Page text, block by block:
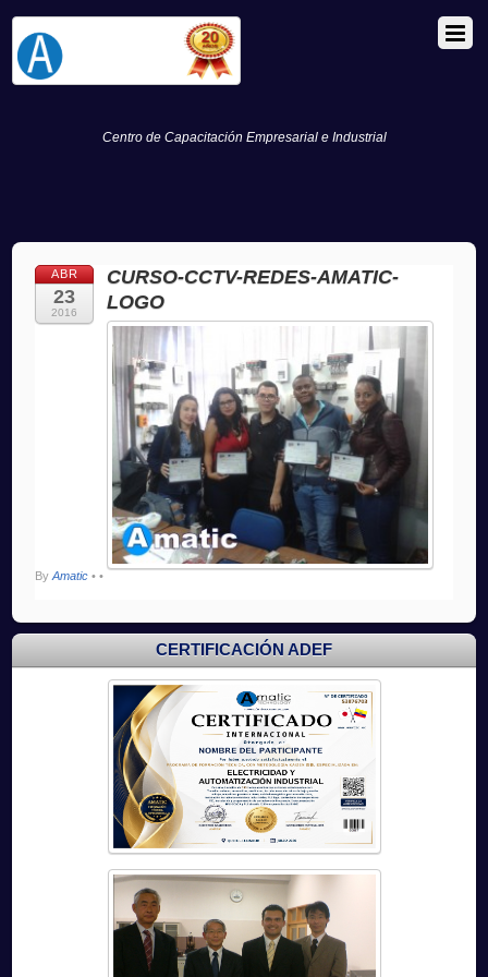
Centro de Capacitación Empresarial e Industrial
ABR
23
2016
CURSO-CCTV-REDES-AMATIC-
LOGO
ByAmatic • •
CERTIFICACIÓN ADEF